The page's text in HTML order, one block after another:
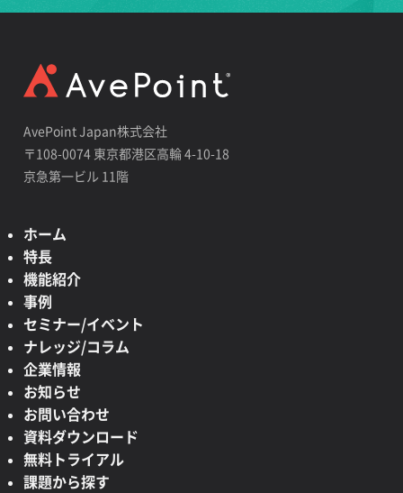
AvePoint Japan株式会社
〒108-0074 東京都港区高輪 4-10-18
京急第一ビル 11階
ホーム
特長
機能紹介
事例
セミナー/イベント
ナレッジ/コラム
企業情報
お知らせ
お問い合わせ
資料ダウンロード
無料トライアル
課題から探す